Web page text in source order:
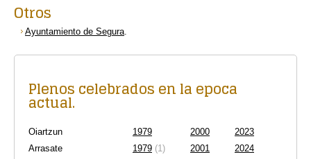
Otros
Ayuntamiento de Segura.
Plenos celebrados en la epoca
actual.
Oiartzun 1979 2000
2023
Arrasate
1979 (1) 2001
2024